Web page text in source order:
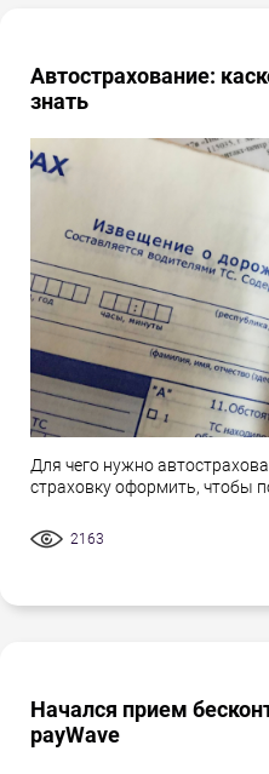
Автострахование:
знать
Для чего нужно
страховку оформить, чтобы
2163
Начался прием
payWave